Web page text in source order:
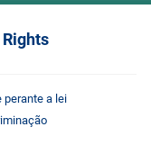
perante a lei